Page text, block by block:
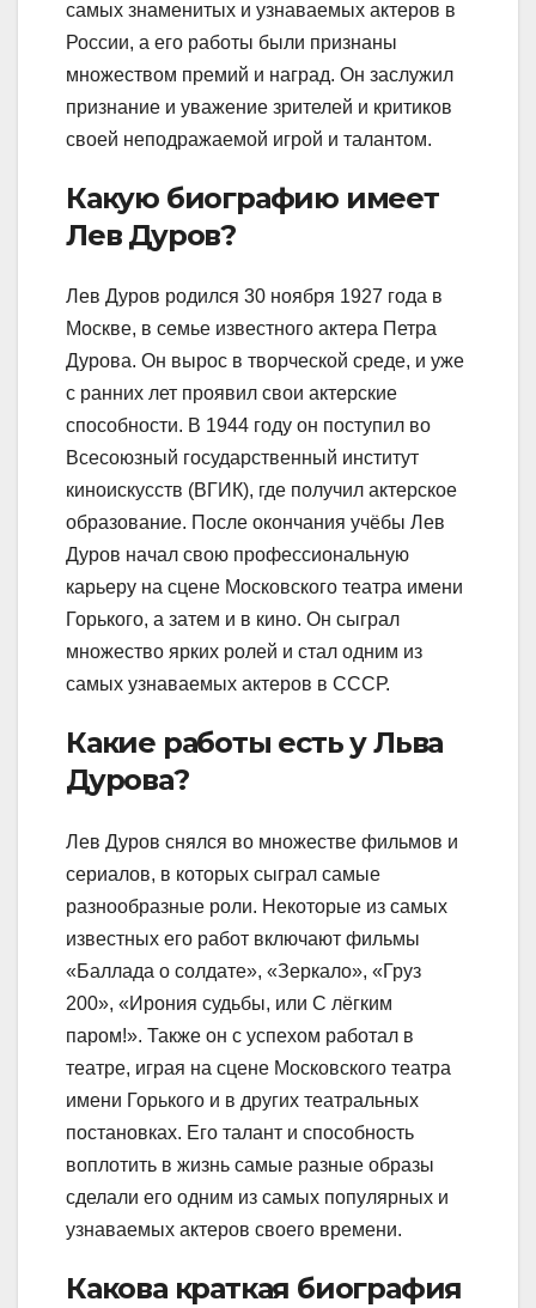
самых знаменитых и узнаваемых актеров в
России, а его работы были признаны
множеством премий и наград. Он заслужил
признание и уважение зрителей и критиков
своей неподражаемой игрой и талантом.
Какую биографию имеет
Лев Дуров?
Лев Дуров родился 30 ноября 1927 года в
Москве, в семье известного актера Петра
Дурова. Он вырос в творческой среде, и уже
с ранних лет проявил свои актерские
способности. В 1944 году он поступил во
Всесоюзный государственный институт
киноискусств (ВГИК), где получил актерское
образование. После окончания учёбы Лев
Дуров начал свою профессиональную
карьеру на сцене Московского театра имени
Горького, а затем и в кино. Он сыграл
множество ярких ролей и стал одним из
самых узнаваемых актеров в СССР.
Какие работы есть у Льва
Дурова?
Лев Дуров снялся во множестве фильмов и
сериалов, в которых сыграл самые
разнообразные роли. Некоторые из самых
известных его работ включают фильмы
«Баллада о солдате», «Зеркало», «Груз
200», «Ирония судьбы, или С лёгким
паром!». Также он с успехом работал в
театре, играя на сцене Московского театра
имени Горького и в других театральных
постановках. Его талант и способность
воплотить в жизнь самые разные образы
сделали его одним из самых популярных и
узнаваемых актеров своего времени.
Какова краткая биография